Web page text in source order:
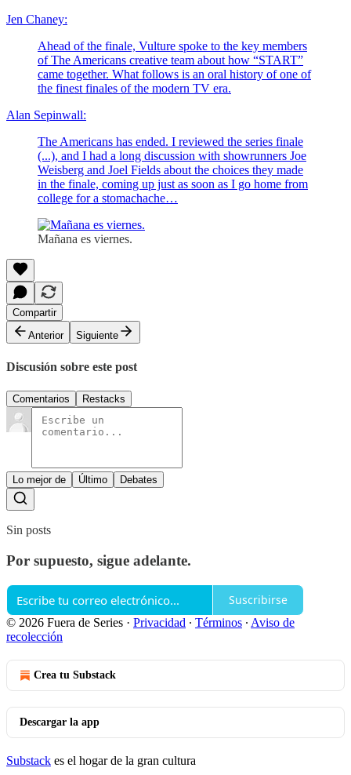
Jen Chaney:
Ahead of the finale, Vulture spoke to the key members
of The Americans creative team about how “START”
came together. What follows is an oral history of one of
the finest finales of the modern TV era.
Alan Sepinwall:
The Americans has ended. I reviewed the series finale
(...), and I had a long discussion with showrunners Joe
Weisberg and Joel Fields about the choices they made
in the finale, coming up just as soon as I go home from
college for a stomachache…
Mañana es viernes.
Compartir
Anterior
Siguiente
Discusión sobre este post
Comentarios Restacks
Lo mejor de Último Debates
Sin posts
Por supuesto, sigue adelante.
Suscribirse
© 2026 Fuera de Series · Privacidad ∙ Términos ∙ Aviso de
recolección
Crea tu Substack
Descargar la app
Substack es el hogar de la gran cultura